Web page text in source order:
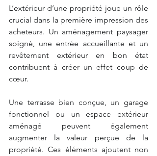
L’extérieur d’une propriété joue un rôle
crucial dans la première impression des
acheteurs. Un aménagement paysager
soigné, une entrée accueillante et un
revêtement extérieur en bon état
contribuent à créer un effet coup de
cœur.
Une terrasse bien conçue, un garage
fonctionnel ou un espace extérieur
aménagé peuvent également
augmenter la valeur perçue de la
propriété. Ces éléments ajoutent non